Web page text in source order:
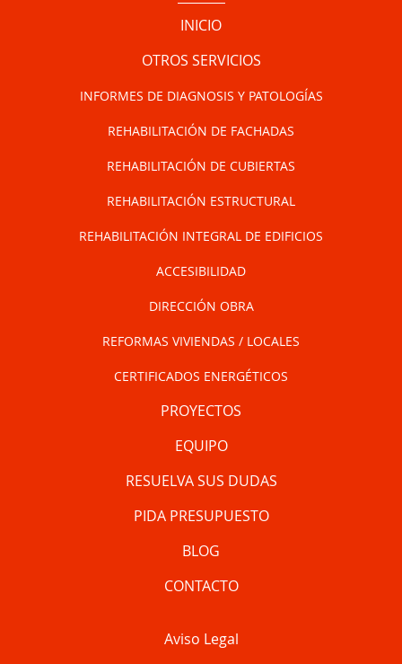
INICIO
OTROS SERVICIOS
INFORMES DE DIAGNOSIS Y PATOLOGÍAS
REHABILITACIÓN DE FACHADAS
REHABILITACIÓN DE CUBIERTAS
REHABILITACIÓN ESTRUCTURAL
REHABILITACIÓN INTEGRAL DE EDIFICIOS
ACCESIBILIDAD
DIRECCIÓN OBRA
REFORMAS VIVIENDAS / LOCALES
CERTIFICADOS ENERGÉTICOS
PROYECTOS
EQUIPO
RESUELVA SUS DUDAS
PIDA PRESUPUESTO
BLOG
CONTACTO
Aviso Legal